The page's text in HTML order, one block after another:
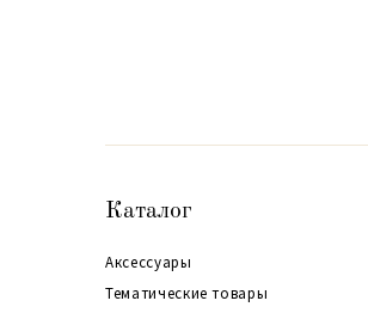
Каталог
Аксессуары
Тематические товары